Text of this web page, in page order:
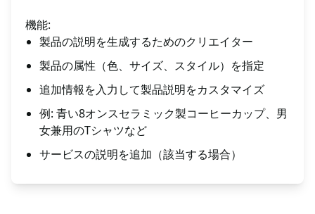
機能:
製品の説明を生成するためのクリエイター
製品の属性（色、サイズ、スタイル）を指定
追加情報を入力して製品説明をカスタマイズ
例: 青い8オンスセラミック製コーヒーカップ、男
女兼用のTシャツなど
サービスの説明を追加（該当する場合）